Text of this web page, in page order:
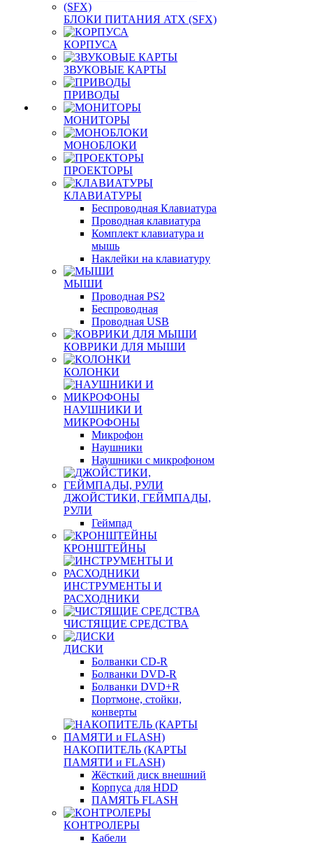
БЛОКИ ПИТАНИЯ ATX (SFX)
КОРПУСА
ЗВУКОВЫЕ КАРТЫ
ПРИВОДЫ
МОНИТОРЫ
МОНОБЛОКИ
ПРОЕКТОРЫ
КЛАВИАТУРЫ
Беспроводная Клавиатура
Проводная клавиатура
Комплект клавиатура и
мышь
Наклейки на клавиатуру
МЫШИ
Проводная PS2
Беспроводная
Проводная USB
КОВРИКИ ДЛЯ МЫШИ
КОЛОНКИ
НАУШНИКИ И
МИКРОФОНЫ
Микрофон
Наушники
Наушники с микрофоном
ДЖОЙСТИКИ, ГЕЙМПАДЫ,
РУЛИ
Геймпад
КРОНШТЕЙНЫ
ИНСТРУМЕНТЫ И
РАСХОДНИКИ
ЧИСТЯЩИЕ СРЕДСТВА
ДИСКИ
Болванки CD-R
Болванки DVD-R
Болванки DVD+R
Портмоне, стойки,
конверты
НАКОПИТЕЛЬ (КАРТЫ
ПАМЯТИ и FLASH)
Жёсткий диск внешний
Корпуса для HDD
ПАМЯТЬ FLASH
КОНТРОЛЕРЫ
Кабели